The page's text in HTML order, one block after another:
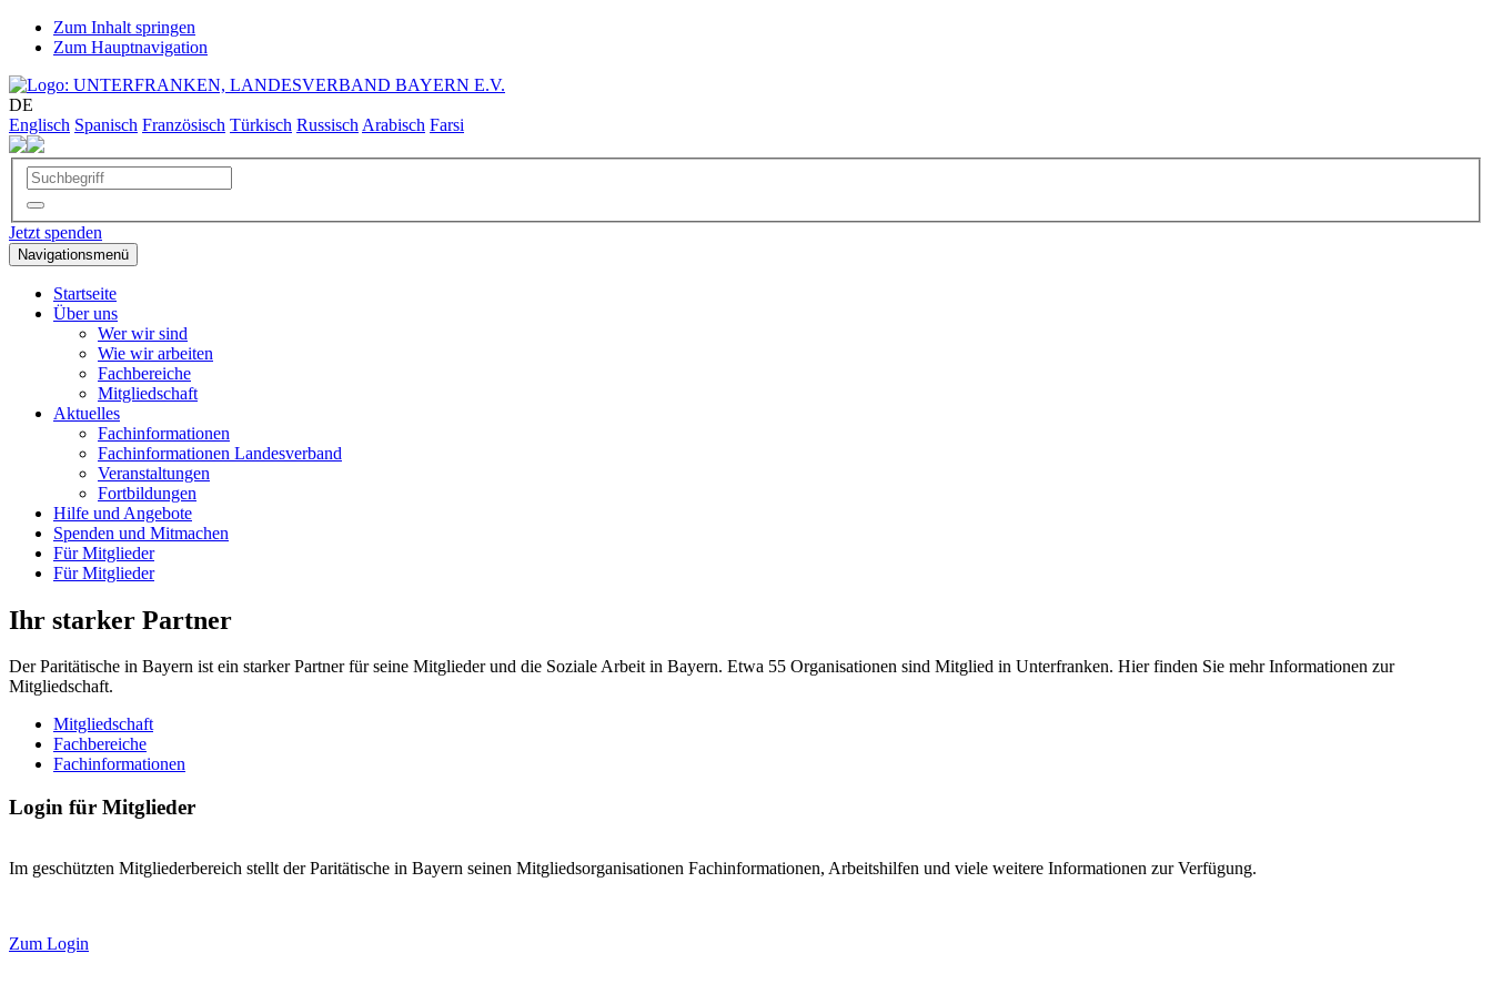
Zum Inhalt springen
Zum Hauptnavigation
DE
Englisch Spanisch Französisch Türkisch Russisch Arabisch Farsi
Jetzt spenden
Navigationsmenü
Startseite
Über uns
Wer wir sind
Wie wir arbeiten
Fachbereiche
Mitgliedschaft
Aktuelles
Fachinformationen
Fachinformationen Landesverband
Veranstaltungen
Fortbildungen
Hilfe und Angebote
Spenden und Mitmachen
Für Mitglieder
Für Mitglieder
Ihr starker Partner
Der Paritätische in Bayern ist ein starker Partner für seine Mitglieder und die Soziale Arbeit in Bayern. Etwa 55 Organisationen sind Mitglied in Unterfranken. Hier finden Sie mehr Informationen zur
Mitgliedschaft.
Mitgliedschaft
Fachbereiche
Fachinformationen
Login für Mitglieder
Im geschützten Mitgliederbereich stellt der Paritätische in Bayern seinen Mitgliedsorganisationen Fachinformationen, Arbeitshilfen und viele weitere Informationen zur Verfügung.
Zum Login